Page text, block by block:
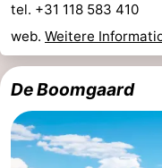
tel. +31 118 583 410
web. Weitere
De Boomgaard